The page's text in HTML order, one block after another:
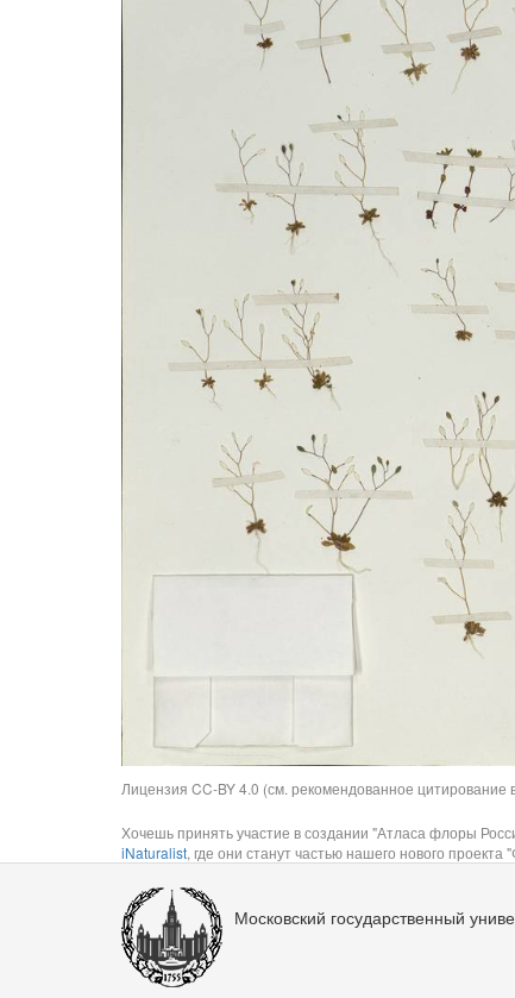
Лицензия CC-BY 4.0 (см. рекомендованное цитирование
Хочешь принять участие в создании "Атласа флоры
iNaturalist, где они станут частью нашего нового
Московский государственный